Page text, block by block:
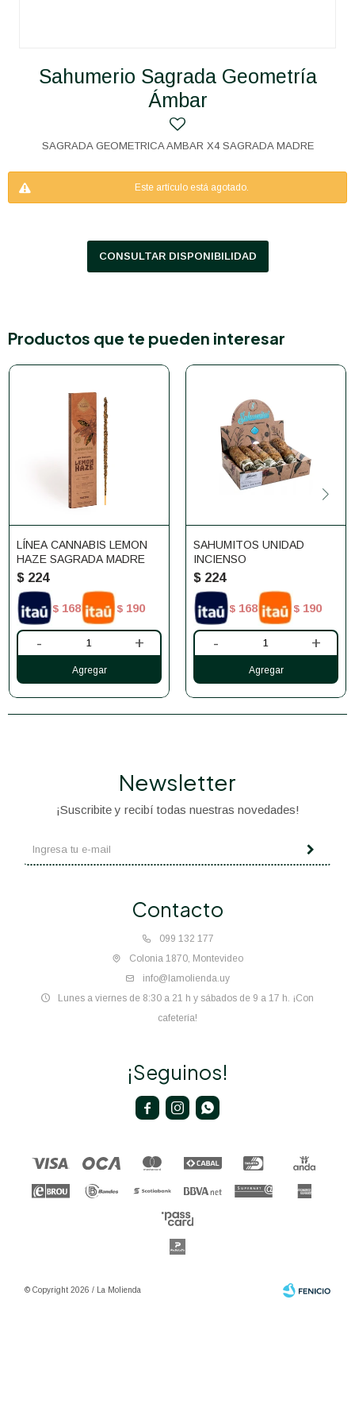
Sahumerio Sagrada Geometría
Ámbar
SAGRADA GEOMETRICA AMBAR X4 SAGRADA MADRE
Este artículo está agotado.
CONSULTAR DISPONIBILIDAD
Productos que te pueden interesar
LÍNEA CANNABIS LEMON
HAZE SAGRADA MADRE
$ 224
$ 168 $ 190
- +
SAHUMITOS UNIDAD
INCIENSO
$ 224
$ 168 $ 190
- +
Contacto
099 132 177
Colonia 1870, Montevideo
info@lamolienda.uy
Lunes a viernes de 8:30 a 21 h y sábados de 9 a 17 h. ¡Con
cafetería!
Newsletter
¡Suscribite y recibí todas nuestras novedades!
¡Seguinos!
  
© Copyright 2026 / La Molienda